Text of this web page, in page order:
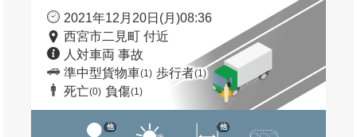
2021年12月20日(月)08:36
西宮市二見町 付近
人対車両 事故
準中型貨物車(1) 歩行者(1)
死亡(0) 負傷(1)
他 他